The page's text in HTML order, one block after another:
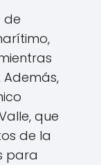
de
que
de la
para